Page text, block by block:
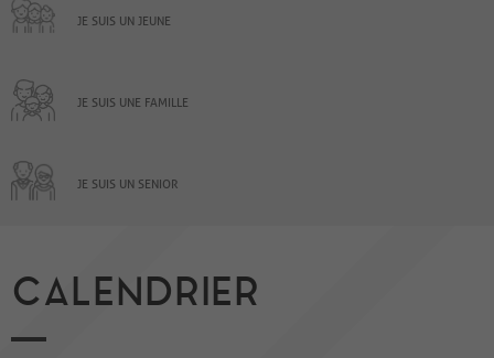
JE SUIS UN JEUNE
JE SUIS UNE FAMILLE
JE SUIS UN SENIOR
CALENDRIER